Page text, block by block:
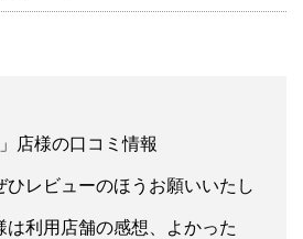
店様の口コミ情報
ひレビューのほうお願いいたし
は利用店舗の感想、よかった